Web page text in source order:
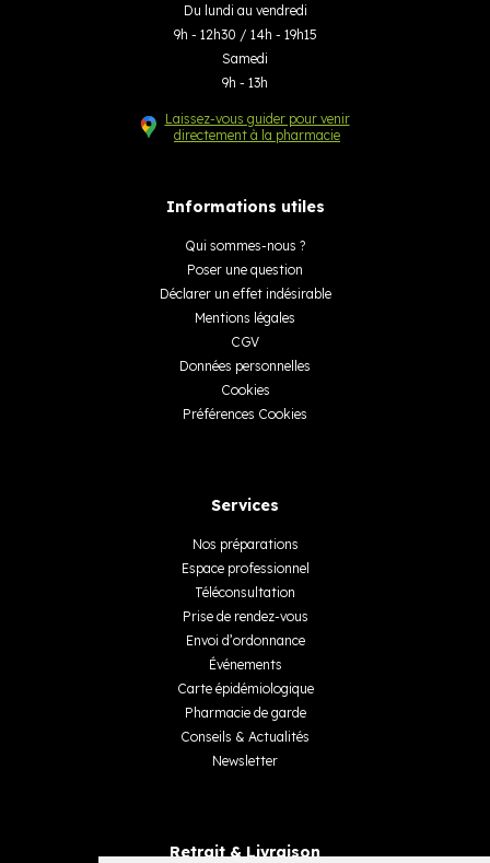
Du lundi au vendredi
9h - 12h30 / 14h - 19h15
Samedi
9h - 13h
Laissez-vous guider pour venir
directement à la pharmacie
Informations utiles
Qui sommes-nous ?
Poser une question
Déclarer un effet indésirable
Mentions légales
CGV
Données personnelles
Cookies
Préférences Cookies
Services
Nos préparations
Espace professionnel
Téléconsultation
Prise de rendez-vous
Envoi d’ordonnance
Événements
Carte épidémiologique
Pharmacie de garde
Conseils & Actualités
Newsletter
Retrait & Livraison